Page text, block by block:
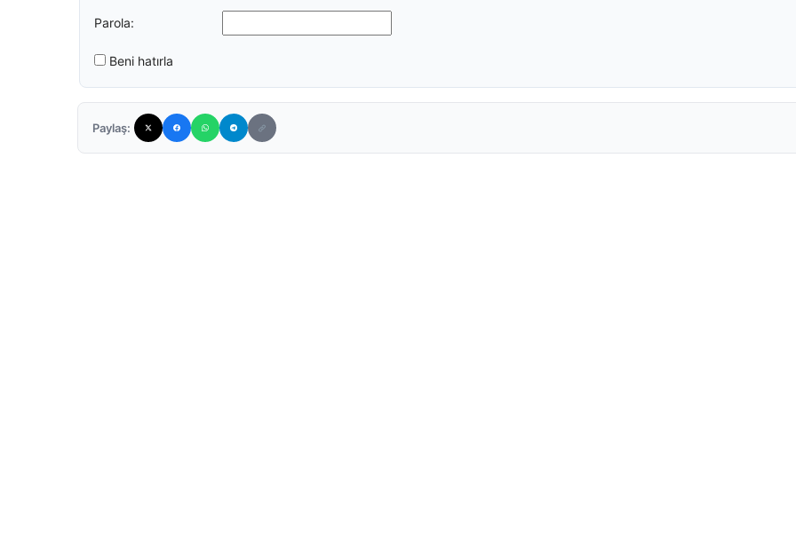
Parola:
Beni hatırla
Paylaş: